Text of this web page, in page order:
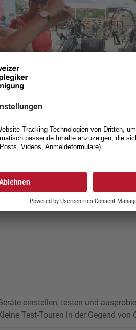
einstellen, testen und
Test-Touren in der Gegend von